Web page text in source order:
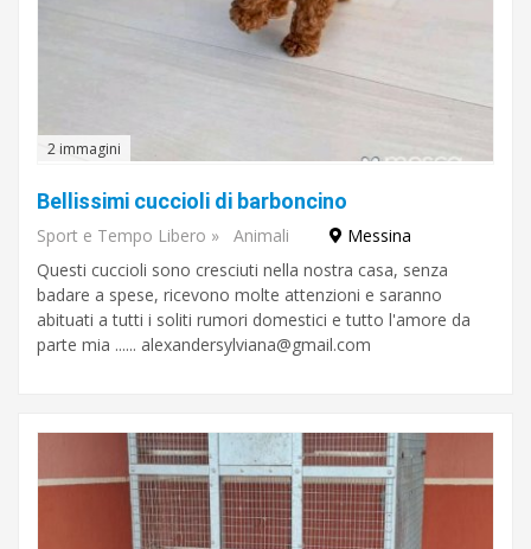
Campania
Emilia-
Friuli-
Venezia
Giulia
Lazio
Liguria
Lombardia
Marche
Molise
Piemonte
Puglia
Umbria
mostra
altro
2 immagini
Bellissimi cuccioli di barboncino
Sport e Tempo Libero » Animali
Messina
Questi cuccioli sono cresciuti nella nostra casa, senza
badare a spese, ricevono molte attenzioni e saranno
abituati a tutti i soliti rumori domestici e tutto l'amore da
parte mia ...... alexandersylviana@gmail.com